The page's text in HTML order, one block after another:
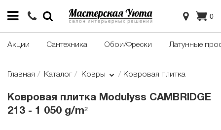
0
Акции Сантехника Обои/Фрески Латунные
Главная Каталог Ковры Ковровая плитка
Ковровая плитка Modulyss CAMBRIDGE
213 - 1 050 g/m²